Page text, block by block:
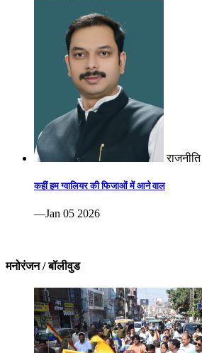
राजनीति
कहीं हम ग्वालियर की फिजाओं में आने वाल
—Jan 05 2026
मनोरंजन / बॉलीवुड